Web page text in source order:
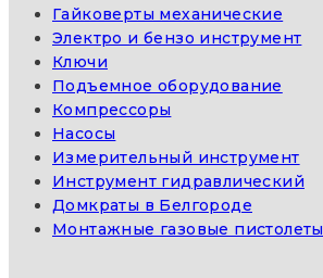
Гайковерты механические
Электро и бензо инструмент
Ключи
Подъемное оборудование
Компрессоры
Насосы
Измерительный инструмент
Инструмент гидравлический
Домкраты в Белгороде
Монтажные газовые пистолеты